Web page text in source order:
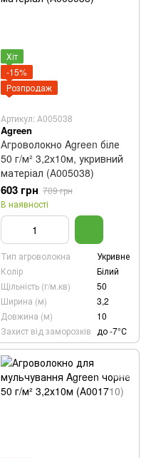
Хіт
-15%
Розпродаж
Артикул: А005038
Agreen
Агроволокно Agreen біле
50 г/м² 3,2х10м, укривний
матеріал (А005038)
603 грн 709 грн
В наявності
Тип агроволокна
Укривне
Колір
Білий
Щільність (г/м.кв)
50
Ширина (м)
3,2
Довжина (м)
10
Захист від заморозків до -7°С